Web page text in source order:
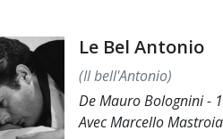
Le Bel Antonio
(Il bell'Antonio)
De Mauro Bolognini -
Avec Marcello